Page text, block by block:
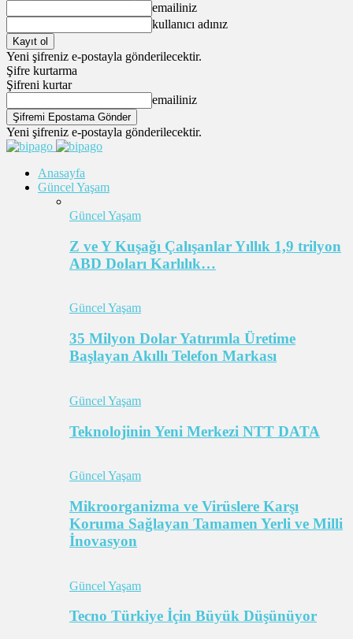
emailiniz
kullanıcı adınız
Yeni şifreniz e-postayla gönderilecektir.
Şifre kurtarma
Şifreni kurtar
emailiniz
Yeni şifreniz e-postayla gönderilecektir.
Anasayfa
Güncel Yaşam
Güncel Yaşam
Z ve Y Kuşağı Çalışanlar Yıllık 1,9 trilyon
ABD Doları Karlılık…
Güncel Yaşam
35 Milyon Dolar Yatırımla Üretime
Başlayan Akıllı Telefon Markası
Güncel Yaşam
Teknolojinin Yeni Merkezi NTT DATA
Güncel Yaşam
Mikroorganizma ve Virüslere Karşı
Koruma Sağlayan Tamamen Yerli ve Milli
İnovasyon
Güncel Yaşam
Tecno Türkiye İçin Büyük Düşünüyor